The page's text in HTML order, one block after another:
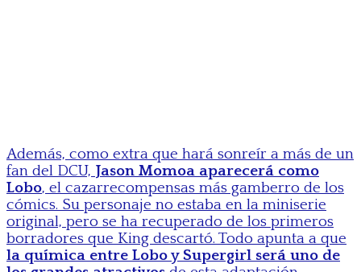
Además, como extra que hará sonreír a más de un
fan del DCU, Jason Momoa aparecerá como
Lobo, el cazarrecompensas más gamberro de los
cómics. Su personaje no estaba en la miniserie
original, pero se ha recuperado de los primeros
borradores que King descartó. Todo apunta a que
la química entre Lobo y Supergirl será uno de